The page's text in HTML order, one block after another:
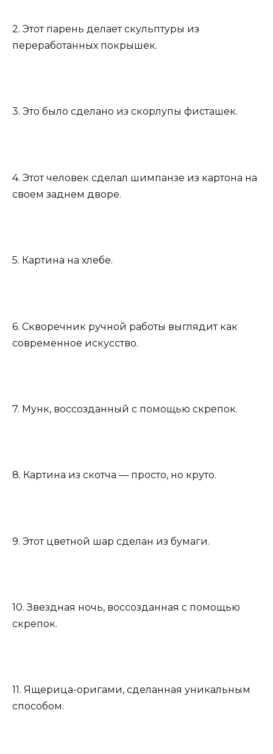
2. Этот парень делает скульптуры из
переработанных покрышек.
3. Это было сделано из скорлупы фисташек.
4. Этот человек сделал шимпанзе из картона на
своем заднем дворе.
5. Картина на хлебе.
6. Скворечник ручной работы выглядит как
современное искусство.
7. Мунк, воссозданный с помощью скрепок.
8. Картина из скотча — просто, но круто.
9. Этот цветной шар сделан из бумаги.
10. Звездная ночь, воссозданная с помощью
скрепок.
11. Ящерица-оригами, сделанная уникальным
способом.